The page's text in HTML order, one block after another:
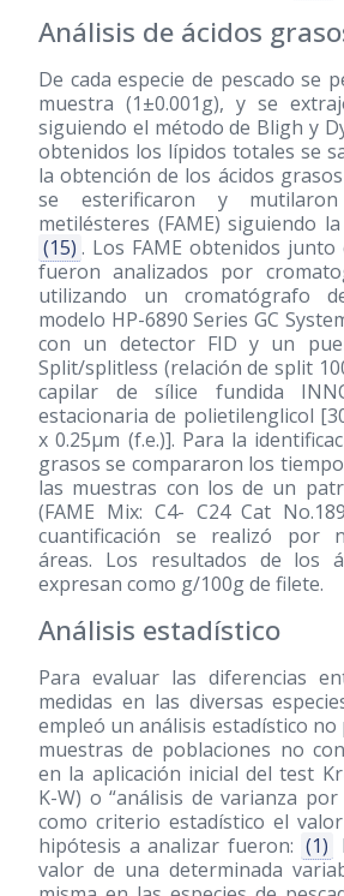
Análisis de ácidos
De cada especie de pescado se
muestra (1±0.001g), y se
siguiendo el método de Bligh y
obtenidos los lípidos totales se
la obtención de los ácidos
se esterificaron y
metilésteres (FAME) siguiendo
(15) . Los FAME obtenidos
fueron analizados por
utilizando un cromatógrafo
modelo HP-6890 Series GC
con un detector FID y un
Split/splitless (relación de split
capilar de sílice fundida
estacionaria de polietilenglicol
x 0.25μm (f.e.)]. Para la
grasos se compararon los
las muestras con los de un
(FAME Mix: C4- C24 Cat
cuantificación se realizó por
áreas. Los resultados de los
expresan como g/100g de filete.
Análisis estadístico
Para evaluar las diferencias
medidas en las diversas
empleó un análisis estadístico
muestras de poblaciones no
en la aplicación inicial del test
K-W) o “análisis de varianza
como criterio estadístico el
hipótesis a analizar fueron: (1)
valor de una determinada